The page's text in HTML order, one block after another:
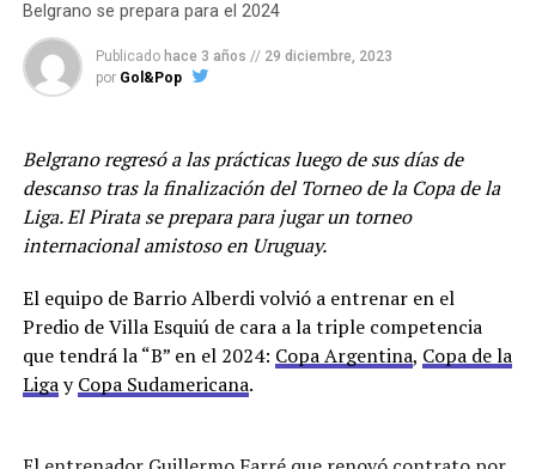
Una de las dudas está en el arco ya que Joaquín Mattalía
salió lesionado por una molestia muscular en el
entretiempo ante el “Arse” y el cuerpo técnico espera
En caso de que no llegue su lugar lo ocupará Alvaro
Maslovski.
Racing se encuentra en la décimotercera posición con
22 puntos.
En cuanto al mercado de pases que ya abrió el pasado
sábado, está próximamente a llegar un delantero
proveniente de Sarmiento de Junín, Lautaro Cerato de
23 años, que solamente jugó 24 minutos y su pase
Belgrano se prepara para el 2024
Publicado hace 3 años // 29 diciembre, 2023
por Gol&Pop
Belgrano regresó a las prácticas luego de sus días de
descanso tras la finalización del Torneo de la Copa de la
Liga. El Pirata se prepara para jugar un torneo
internacional amistoso en Uruguay.
El equipo de Barrio Alberdi volvió a entrenar en el
Predio de Villa Esquiú de cara a la triple competencia
que tendrá la “B” en el 2024: Copa Argentina, Copa de la
LigayCopa Sudamericana.